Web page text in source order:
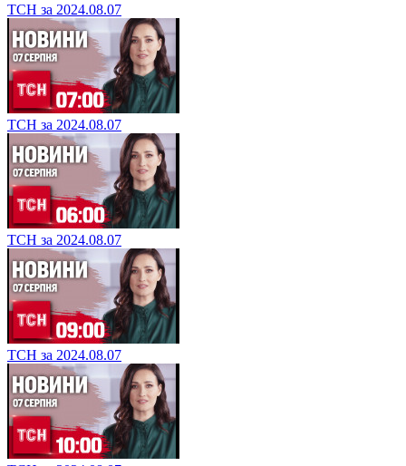
ТСН за 2024.08.07
ТСН за 2024.08.07
ТСН за 2024.08.07
ТСН за 2024.08.07